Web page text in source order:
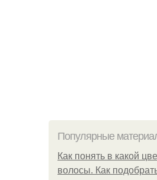
Популярные
Как понять в какой
волосы. Как